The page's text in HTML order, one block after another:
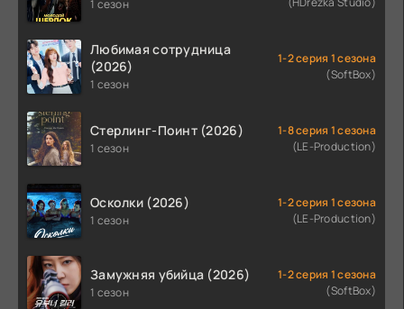
1 сезон
Любимая сотрудница
(2026)
1 сезон
1-2 серия 1 сезона
(SoftBox)
Стерлинг-Поинт (2026)
1 сезон
1-8 серия 1 сезона
(LE-Production)
Осколки (2026)
1 сезон
1-2 серия 1 сезона
(LE-Production)
Замужняя убийца (2026)
1 сезон
1-2 серия 1 сезона
(SoftBox)